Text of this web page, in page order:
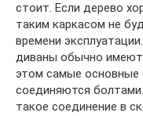
стоит. Если дерево
таким каркасом не
времени
диваны обычно
этом самые
соединяются
такое соединение в